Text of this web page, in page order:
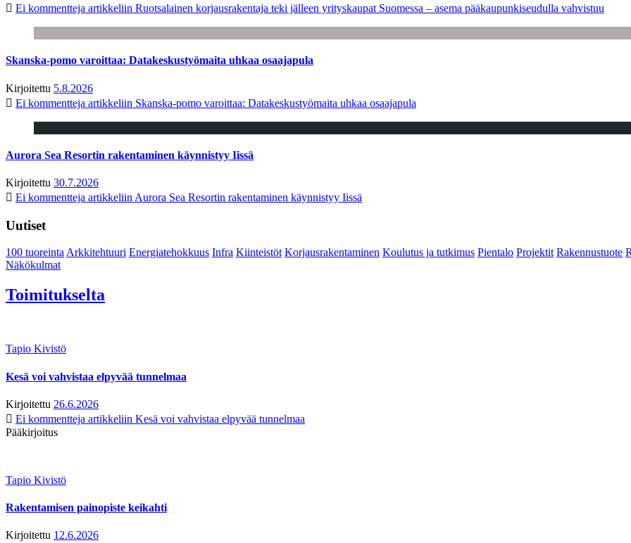
Ei kommentteja artikkeliin Ruotsalainen korjausrakentaja teki jälleen yrityskaupat Suomessa – asema pääkaupunkiseudulla vahvistuu
Skanska-pomo varoittaa: Datakeskustyömaita uhkaa osaajapula
Kirjoitettu 5.8.2026
Ei kommentteja artikkeliin Skanska-pomo varoittaa: Datakeskustyömaita uhkaa osaajapula
Aurora Sea Resortin rakentaminen käynnistyy Iissä
Kirjoitettu 30.7.2026
Ei kommentteja artikkeliin Aurora Sea Resortin rakentaminen käynnistyy Iissä
Uutiset
100 tuoreintaArkkitehtuuri Energiatehokkuus Infra Kiinteistöt Korjausrakentaminen Koulutus ja tutkimus Pientalo Projektit Rakennustuote
Näkökulmat
Toimitukselta
Tapio Kivistö
Kesä voi vahvistaa elpyvää tunnelmaa
Kirjoitettu 26.6.2026
Ei kommentteja artikkeliin Kesä voi vahvistaa elpyvää tunnelmaa
Pääkirjoitus
Tapio Kivistö
Rakentamisen painopiste keikahti
Kirjoitettu 12.6.2026